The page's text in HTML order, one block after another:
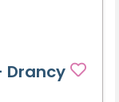
Drancy